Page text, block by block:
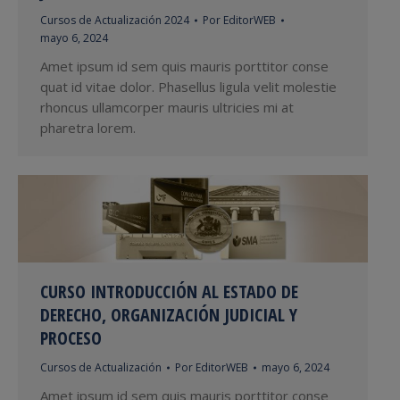
Cursos de Actualización 2024 Por EditorWEB
mayo 6, 2024
Amet ipsum id sem quis mauris porttitor conse
quat id vitae dolor. Phasellus ligula velit molestie
rhoncus ullamcorper mauris ultricies mi at
pharetra lorem.
CURSO INTRODUCCIÓN AL ESTADO DE
DERECHO, ORGANIZACIÓN JUDICIAL Y
PROCESO
Cursos de Actualización Por EditorWEB mayo 6, 2024
Amet ipsum id sem quis mauris porttitor conse